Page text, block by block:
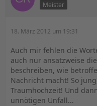
Meister
18. März 2012 um 19:31
Auch mir fehlen die
auch nur ansatzweise
beschreiben, wie
Nachricht macht! So
Traumhochzeit! Und
unnötigen Unfall...